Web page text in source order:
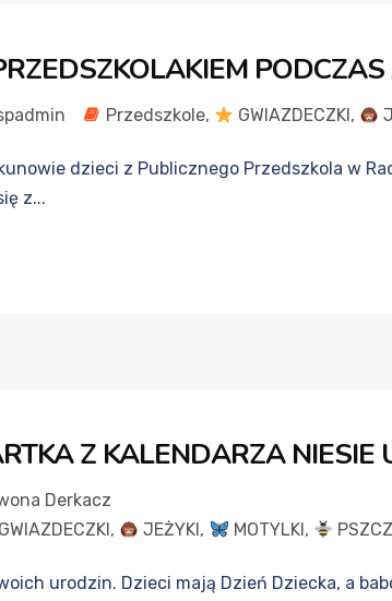
Przedszkole, GWIAZDECZKI,
dzieci z Publicznego Przedszkola w
z...
Z KALENDARZA NIESIE
Derkacz
GWIAZDECZKI, JEŻYKI, MOTYLKI,
urodzin. Dzieci mają Dzień Dziecka, a